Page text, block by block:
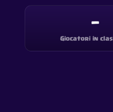
—
Giocatori in